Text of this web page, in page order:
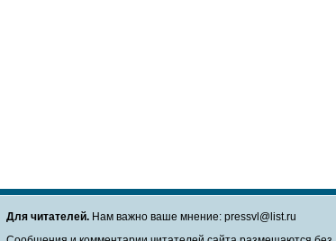
Для читателей. Нам важно ваше мнение: pressvl@list.ru